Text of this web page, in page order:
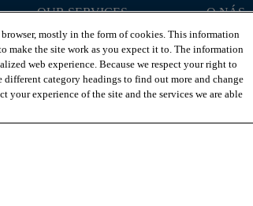
OUR SERVICES
Najst-predajcu
O NÁS
Náš
mostly in the form of cookies. This information
make the site work as you expect it to. The information
web experience. Because we respect your right to
category headings to find out more and change
experience of the site and the services we are able